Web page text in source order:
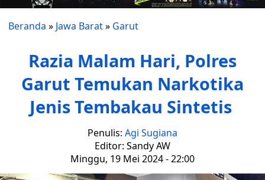
Beranda » Jawa Barat» Garut
Razia Malam Hari, Polres
Garut Temukan Narkotika
Jenis Tembakau Sintetis
Penulis: Agi Sugiana
Editor: Sandy AW
Minggu, 19 Mei 2024 - 22:00